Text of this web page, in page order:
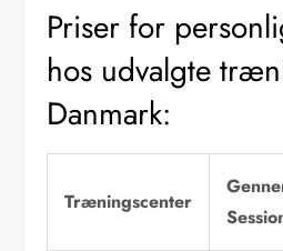
Priser for
hos udvalgte
Danmark:
Træningscenter